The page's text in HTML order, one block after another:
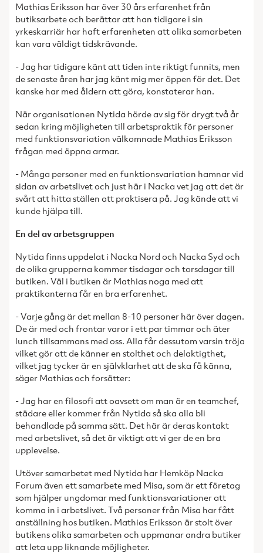
Mathias Eriksson har över 30 års erfarenhet från
butiksarbete och berättar att han tidigare i sin
yrkeskarriär har haft erfarenheten att olika samarbeten
kan vara väldigt tidskrävande.
- Jag har tidigare känt att tiden inte riktigt funnits, men
de senaste åren har jag känt mig mer öppen för det. Det
kanske har med åldern att göra, konstaterar han.
När organisationen Nytida hörde av sig för drygt två år
sedan kring möjligheten till arbetspraktik för personer
med funktionsvariation välkomnade Mathias Eriksson
frågan med öppna armar.
- Många personer med en funktionsvariation hamnar vid
sidan av arbetslivet och just här i Nacka vet jag att det är
svårt att hitta ställen att praktisera på. Jag kände att vi
kunde hjälpa till.
En del av arbetsgruppen
Nytida finns uppdelat i Nacka Nord och Nacka Syd och
de olika grupperna kommer tisdagar och torsdagar till
butiken. Väl i butiken är Mathias noga med att
praktikanterna får en bra erfarenhet.
- Varje gång är det mellan 8-10 personer här över dagen.
De är med och frontar varor i ett par timmar och äter
lunch tillsammans med oss. Alla får dessutom varsin tröja
vilket gör att de känner en stolthet och delaktigthet,
vilket jag tycker är en självklarhet att de ska få känna,
säger Mathias och forsätter:
- Jag har en filosofi att oavsett om man är en teamchef,
städare eller kommer från Nytida så ska alla bli
behandlade på samma sätt. Det här är deras kontakt
med arbetslivet, så det är viktigt att vi ger de en bra
upplevelse.
Utöver samarbetet med Nytida har Hemköp Nacka
Forum även ett samarbete med Misa, som är ett företag
som hjälper ungdomar med funktionsvariationer att
komma in i arbetslivet. Två personer från Misa har fått
anställning hos butiken. Mathias Eriksson är stolt över
butikens olika samarbeten och uppmanar andra butiker
att leta upp liknande möjligheter.